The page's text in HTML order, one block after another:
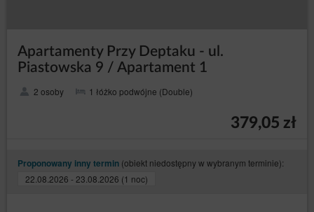
Apartamenty Przy Deptaku - ul.
Piastowska 9 / Apartament 1
2 osoby 1 łóżko podwójne (Double)
379,05 zł
Proponowany inny termin (obiekt niedostępny w wybranym terminie):
22.08.2026 - 23.08.2026 (1 noc)